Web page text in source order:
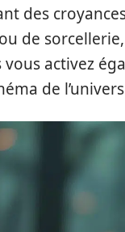
des
de
activez
de